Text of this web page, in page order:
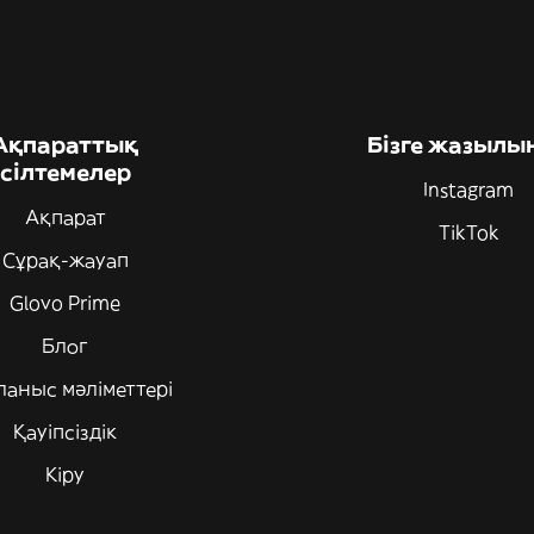
сілтемелер
Ақпарат
Сұрақ-жауап
Glovo Prime
Блог
мәліметтері
Қауіпсіздік
Кіру
Бізге
Instagram
TikTok